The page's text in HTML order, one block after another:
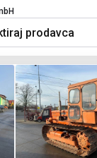
prodavca